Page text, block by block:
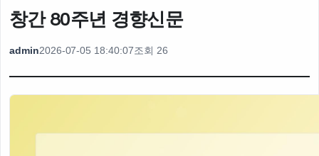
창간 80주년 경향신문
admin2026-07-05 18:40:07조회 26